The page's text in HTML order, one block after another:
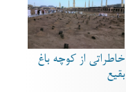
خاطراتی از کوچه باغ
بقیع